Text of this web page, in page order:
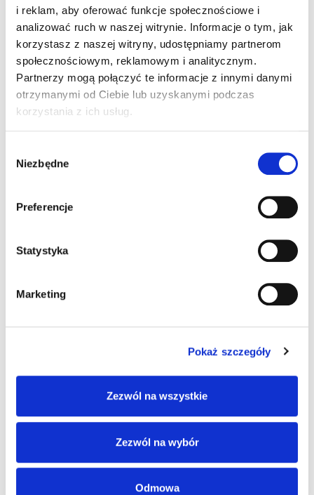
i reklam, aby oferować funkcje społecznościowe i
analizować ruch w naszej witrynie. Informacje o tym, jak
korzystasz z naszej witryny, udostępniamy partnerom
społecznościowym, reklamowym i analitycznym.
Partnerzy mogą połączyć te informacje z innymi danymi
otrzymanymi od Ciebie lub uzyskanymi podczas
korzystania z ich usług.
zgody
Niezbędne
Preferencje
Statystyka
Marketing
Pokaż szczegóły
Zezwól na wszystkie
Zezwól na wybór
Odmowa
SBS FIX Klej montażowy uniwersalny
EKO FIX Klej montażowy ekologiczny